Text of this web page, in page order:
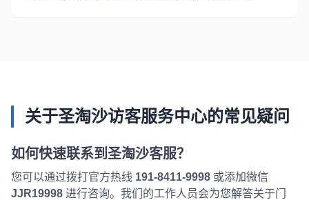
关于圣淘沙访客服务中心的常见疑问
如何快速联系到圣淘沙客服？
您可以通过拨打官方热线 191-8411-9998 或添加微信
JJR19998 进行咨询。我们的工作人员会为您解答关于门